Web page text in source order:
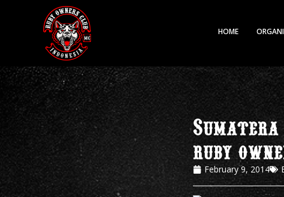
HOME
ruby
February 9, 2014